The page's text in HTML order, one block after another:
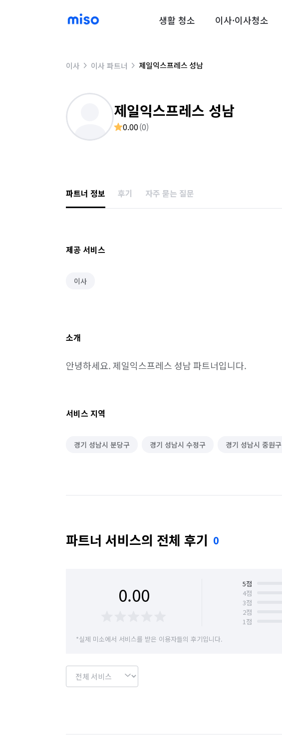
생활 청소 이사·이사청소
이사 이사 파트너 제일익스프레스 성남
제일익스프레스 성남
0.00(0)
파트너 정보 후기 자주 묻는 질문
제공 서비스
이사
소개
안녕하세요. 제일익스프레스 성남 파트너입니다.
서비스 지역
경기 성남시 분당구 경기 성남시 수정구 경기 성남시 중원구
파트너 서비스의 전체 후기 0
0.00 5점
4점
3점
2점
1점
*실제 미소에서 서비스를 받은 이용자들의 후기입니다.